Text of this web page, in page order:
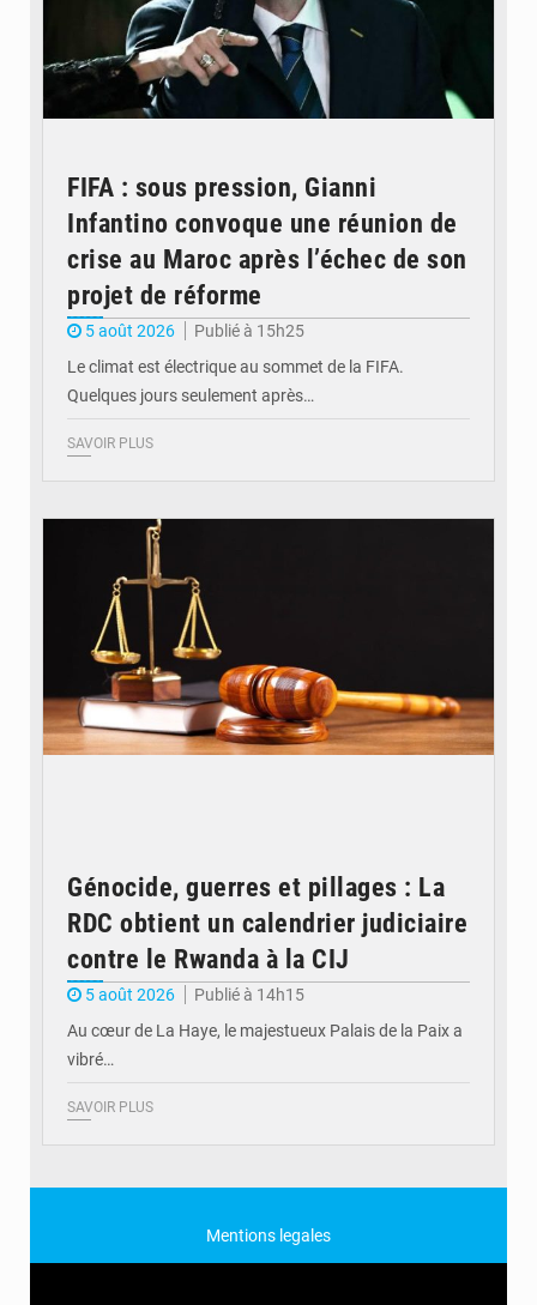
FIFA : sous pression, Gianni
Infantino convoque une réunion de
crise au Maroc après l’échec de son
projet de réforme
5 août 2026
Publié à 15h25
Le climat est électrique au sommet de la FIFA.
Quelques jours seulement après…
SAVOIR PLUS
Génocide, guerres et pillages : La
RDC obtient un calendrier judiciaire
contre le Rwanda à la CIJ
5 août 2026
Publié à 14h15
Au cœur de La Haye, le majestueux Palais de la Paix a
vibré…
SAVOIR PLUS
Mentions legales